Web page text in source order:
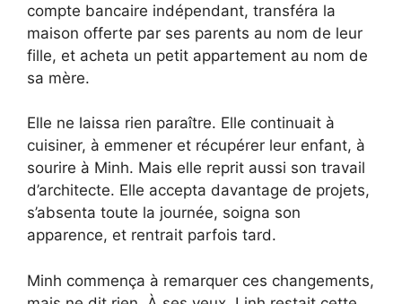
compte bancaire indépendant, transféra la
maison offerte par ses parents au nom de leur
fille, et acheta un petit appartement au nom de
sa mère.
Elle ne laissa rien paraître. Elle continuait à
cuisiner, à emmener et récupérer leur enfant, à
sourire à Minh. Mais elle reprit aussi son travail
d’architecte. Elle accepta davantage de projets,
s’absenta toute la journée, soigna son
apparence, et rentrait parfois tard.
Minh commença à remarquer ces changements,